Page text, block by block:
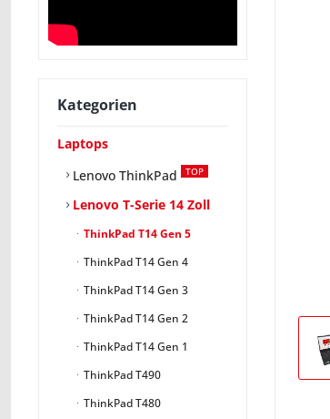
Kategorien
Laptops
Lenovo ThinkPad
TOP
Lenovo T-Serie 14 Zoll
ThinkPad T14 Gen 5
ThinkPad T14 Gen 4
ThinkPad T14 Gen 3
ThinkPad T14 Gen 2
ThinkPad T14 Gen 1
ThinkPad T490
ThinkPad T480